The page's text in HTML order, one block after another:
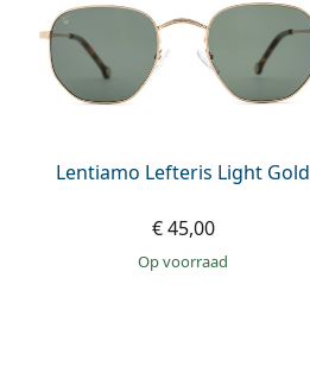
Alle merken
Persol
Prada
Lentiamo Lefteris Light Gold
€ 45,00
op voorraad